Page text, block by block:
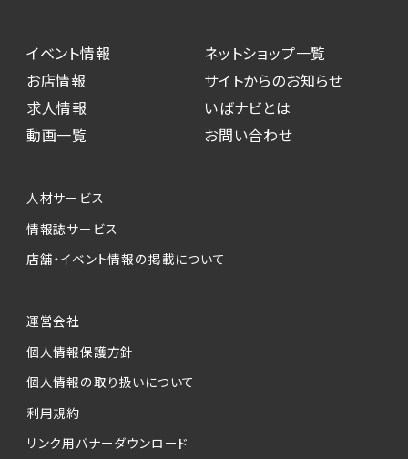
イベント情報
お店情報
求人情報
動画一覧
ネットショップ一覧
サイトからのお知らせ
いばナビとは
お問い合わせ
人材サービス
情報誌サービス
店舗・イベント情報の掲載について
運営会社
個人情報保護方針
個人情報の取り扱いについて
利用規約
リンク用バナーダウンロード